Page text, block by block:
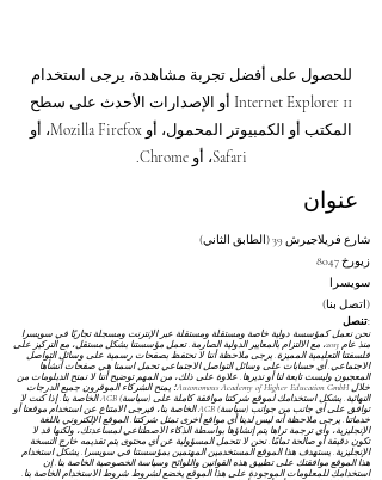
للحصول على أفضل تجربة مشاهدة، يرجى استخدام
Internet Explorer 11 أو الإصدارات الأحدث على سطح
المكتب أو الكمبيوتر المحمول، أو Mozilla Firefox، أو
Safari، أو Chrome.
عنوان
شارع فريلاجيرش 39 (الطابق الثاني)
8047 زيورخ
سويسرا
(اتصل بنا)
تنصل:
نحن نعمل كمؤسسة دولية خاصة ومستقلة ومستقلة عبر الإنترنت ومسجلة تجاريًا في سويسرا
منذ عام 2013، مع الالتزام بالمعايير الدولية الصارمة. تعمل مؤسستنا بشكل مستقل، مع التركيز على
فلسفتنا التعليمية المميزة. يرجى ملاحظة أننا لا نحتفظ بصفحات رسمية على وسائل التواصل
الاجتماعي. أي حسابات على وسائل التواصل الاجتماعي تحمل اسمنا هي صفحات أنشأها
المعجبون وليست تابعة لنا أو نديرها. علاوة على ذلك، من المهم توضيح أننا لا نمنح الدبلومات من
خلال Autonomous Academy of Higher Education GmbH؛ يمنح الشركاء الموقرون جميع الدرجات
النهائية. يشكل استخدامك لموقع شركتنا موافقة كاملة على (سياسة) AGB
الخاصة بنا. إذا كنت لا
توافق على أي جانب من جوانب (سياسة) AGB
الخاصة بنا، فيرجى الامتناع عن استخدام موقعنا أو
خدماتنا. يرجى ملاحظة أنه ليس لدينا أي مواقع أخرى تمثل شركتنا. الموقع الإلكتروني باللغة
الإنجليزية، وأي ترجمة تراها يتم إنشاؤها بواسطة الذكاء الاصطناعي لمساعدتك، ولكنها قد لا
تكون دقيقة أو صالحة تمامًا. نحن لا نتحمل المسؤولية عن أي محتوى يتم تقديمه خارج النسخة
الإنجليزية. يستهدف هذا الموقع المستخدمين المهتمين بمؤسستنا في سويسرا. يشكل استخدام
هذا الموقع موافقتك على تطبيق هذه القوانين واللوائح وسياسة الخصوصية الخاصة بنا. إن
استخدامك للمعلومات الموجودة على هذا الموقع يخضع لشروط شروط الاستخدامالخاصة بنا.